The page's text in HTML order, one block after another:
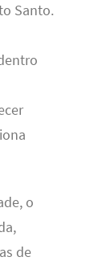
Santo.
o
de